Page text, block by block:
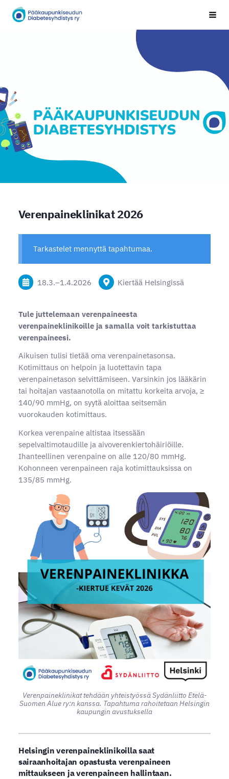
Siirry
sivun
Pääkaupunkiseudun Diabetesyhdistys
Verenpaineklinikat 2026
Tarkastelet mennyttä tapahtumaa.
18.3.–1.4.2026 Kiertää Helsingissä
Tule juttelemaan verenpaineesta
verenpaineklinikoille ja samalla voit tarkistuttaa
verenpaineesi.
Aikuisen tulisi tietää oma verenpainetasonsa.
Kotimittaus on helpoin ja luotettavin tapa
verenpainetason selvittämiseen. Varsinkin jos lääkärin
tai hoitajan vastaanotolla on mitattu korkeita arvoja, ≥
140/90 mmHg, on syytä aloittaa seitsemän
vuorokauden kotimittaus.
Korkea verenpaine altistaa itsessään
sepelvaltimotaudille ja aivoverenkiertohäiriöille.
Ihanteellinen verenpaine on alle 120/80 mmHg.
Kohonneen verenpaineen raja kotimittauksissa on
135/85 mmHg.
Verenpaineklinikat tehdään yhteistyössä Sydänliitto Etelä-
Suomen Alue ry:n kanssa. Tapahtuma rahoitetaan Helsingin
kaupungin avustuksella
Helsingin verenpaineklinikoilla saat
sairaanhoitajan opastusta verenpaineen
mittaukseen ja verenpaineen hallintaan.